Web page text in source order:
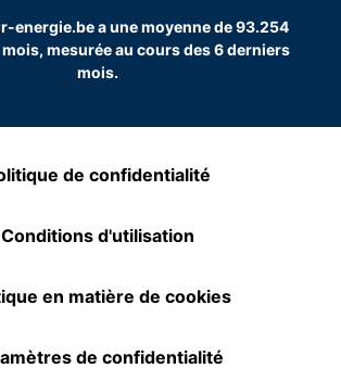
energie.be a une moyenne de 93.254
mesurée au cours des 6 derniers
mois.
de confidentialité
Conditions d'utilisation
en matière de cookies
de confidentialité